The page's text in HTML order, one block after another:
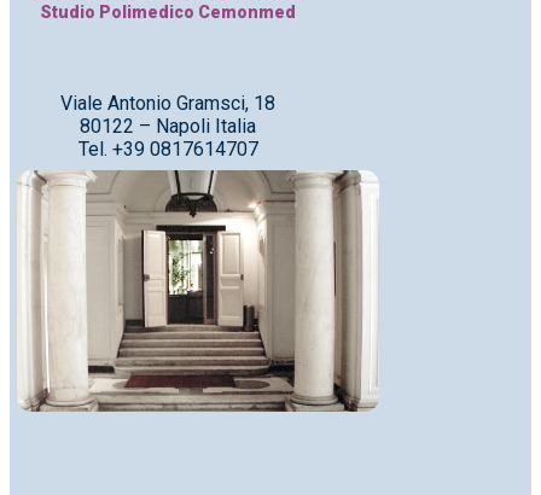
Studio Polimedico Cemonmed
Viale Antonio Gramsci, 18
80122 – Napoli Italia
Tel. +39 0817614707